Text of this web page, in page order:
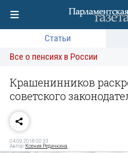
Статьи
Все о пенсиях в России
Крашенинников
советского
04.09.2018 00:33
Автор: Ксения Редичкина